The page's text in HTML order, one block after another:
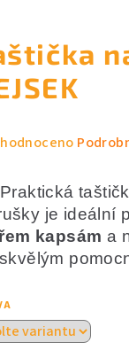
Praktická
je ideální
kapsám a
skvělým